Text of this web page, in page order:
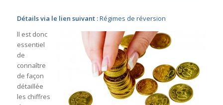
Détails via le lien suivant :Régimes de réversion
ll est donc
essentiel
de
connaître
de façon
détaillée
les chiffres